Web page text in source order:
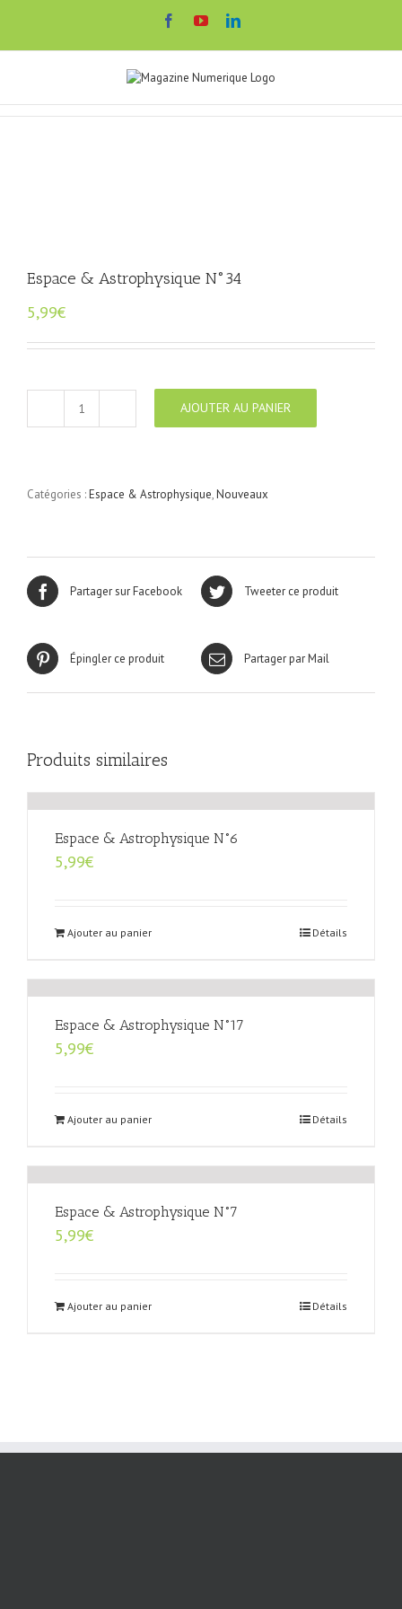
FacebookYouTubeLinkedIn
Espace & Astrophysique N°34
5,99€
quantité
N°34
AJOUTER AU PANIER
Catégories :Espace & Astrophysique,Nouveaux
Partager sur Facebook Tweeter ce produit
Épingler ce produit Partager par Mail
Produits similaires
Espace & Astrophysique N°6
5,99€
Ajouter au panier Détails
Espace & Astrophysique N°17
5,99€
Ajouter au panier Détails
Espace & Astrophysique N°7
5,99€
Ajouter au panier Détails